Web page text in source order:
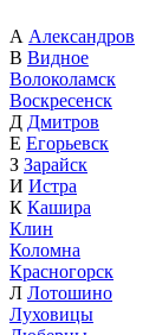
А Александров
В Видное
Волоколамск
Воскресенск
Д Дмитров
Е Егорьевск
З Зарайск
И Истра
К Кашира
Клин
Коломна
Красногорск
Л Лотошино
Луховицы